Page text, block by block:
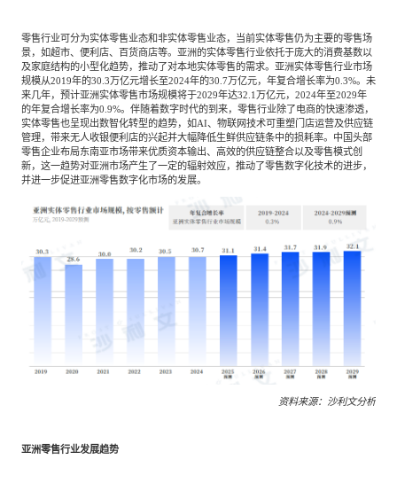
零售行业可分为实体零售业态和非实体零售业态，当前实体零售仍为主要的零售场
景，如超市、便利店、百货商店等。亚洲的实体零售行业依托于庞大的消费基数以
及家庭结构的小型化趋势，推动了对本地实体零售的需求。亚洲实体零售行业市场
规模从2019年的30.3万亿元增长至2024年的30.7万亿元，年复合增长率为0.3%。未
来几年，预计亚洲实体零售市场规模将于2029年达32.1万亿元，2024年至2029年
的年复合增长率为0.9%。伴随着数字时代的到来，零售行业除了电商的快速渗透，
实体零售也呈现出数智化转型的趋势，如AI、物联网技术可重塑门店运营及供应链
管理，带来无人收银便利店的兴起并大幅降低生鲜供应链条中的损耗率。中国头部
零售企业布局东南亚市场带来优质资本输出、高效的供应链整合以及零售模式创
新，这一趋势对亚洲市场产生了一定的辐射效应，推动了零售数字化技术的进步，
并进一步促进亚洲零售数字化市场的发展。
资料来源：沙利文分析
亚洲零售行业发展趋势